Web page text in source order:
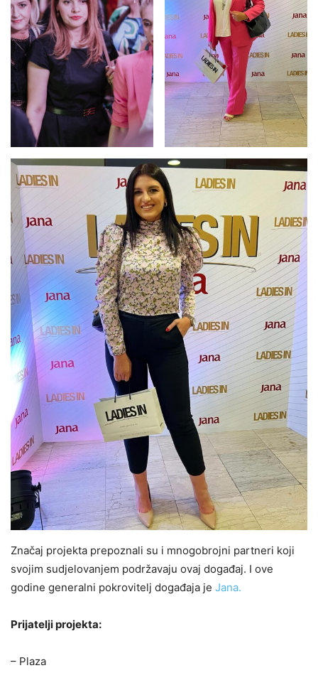
Značaj projekta prepoznali su i mnogobrojni partneri koji
svojim sudjelovanjem podržavaju ovaj događaj. I ove
godine generalni pokrovitelj događaja je Jana.
Prijatelji projekta:
– Plaza